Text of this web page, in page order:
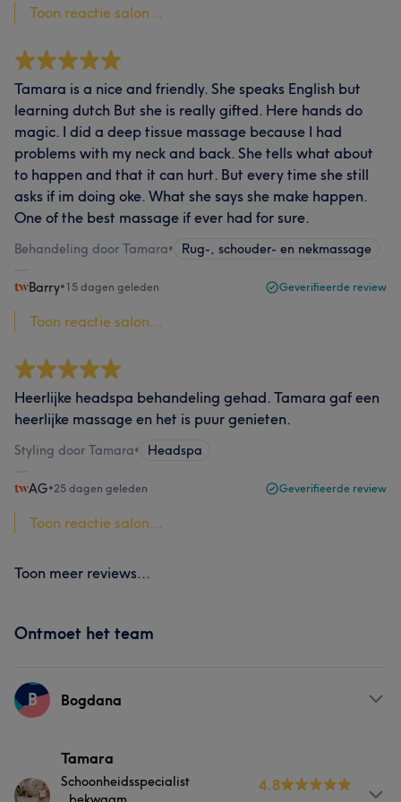
Toon reactie salon...
Tamara is a nice and friendly. She speaks English but
learning dutch But she is really gifted. Here hands do
magic. I did a deep tissue massage because I had
problems with my neck and back. She tells what about
to happen and that it can hurt. But every time she still
asks if im doing oke. What she says she make happen.
One of the best massage if ever had for sure.
Behandeling door Tamara• Rug-, schouder- en nekmassage
Barry•15 dagen geleden Geverifieerde review
Toon reactie salon...
Heerlijke headspa behandeling gehad. Tamara gaf een
heerlijke massage en het is puur genieten.
Styling door Tamara• Headspa
AG•25 dagen geleden Geverifieerde review
Toon reactie salon...
Toon meer reviews...
Ontmoet het team
B Bogdana
Behandelingen
Haar
Tamara
Schoonheidsspecialist
4.8